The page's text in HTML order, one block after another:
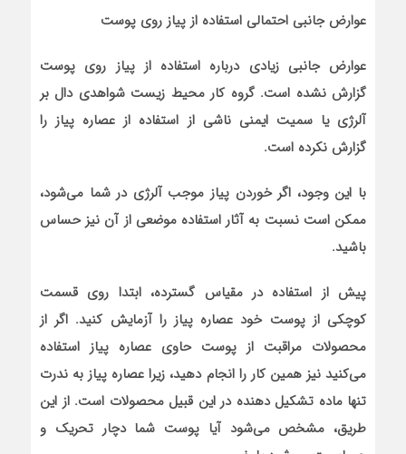
عوارض جانبی احتمالی استفاده از پیاز روی پوست
عوارض جانبی زیادی درباره استفاده از پیاز روی پوست
گزارش نشده است. گروه کار محیط زیست شواهدی دال بر
آلرژی یا سمیت ایمنی ناشی از استفاده از عصاره پیاز را
گزارش نکرده است.
با این وجود، اگر خوردن پیاز موجب آلرژی در شما می‌شود،
ممکن است نسبت به آثار استفاده موضعی از آن نیز حساس
باشید.
پیش از استفاده در مقیاس گسترده، ابتدا روی قسمت
کوچکی از پوست خود عصاره پیاز را آزمایش کنید. اگر از
محصولات مراقبت از پوست حاوی عصاره پیاز استفاده
می‌کنید نیز همین کار را انجام دهید، زیرا عصاره پیاز به ندرت
تنها ماده تشکیل دهنده در این قبیل محصولات است. از این
طریق، مشخص می‌شود آیا پوست شما دچار تحریک و